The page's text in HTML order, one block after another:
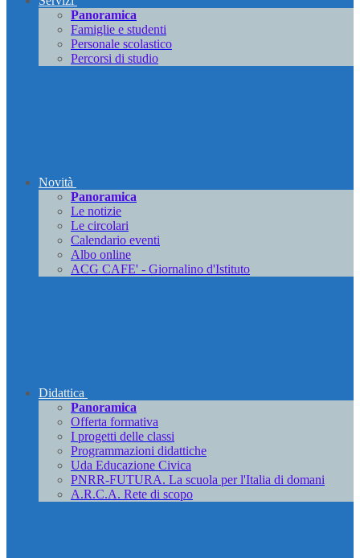
Panoramica
Famiglie e studenti
Personale scolastico
Percorsi di studio
Novità
Panoramica
Le notizie
Le circolari
Calendario eventi
Albo online
ACG CAFE' - Giornalino d'Istituto
Didattica
Panoramica
Offerta formativa
I progetti delle classi
Programmazioni didattiche
Uda Educazione Civica
PNRR-FUTURA. La scuola per l'Italia di domani
A.R.C.A. Rete di scopo